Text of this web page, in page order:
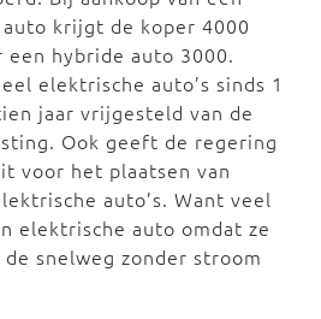
krijgt de koper 4000
een hybride auto 3000.
elektrische auto’s sinds 1
jaar vrijgesteld van de
Ook geeft de regering
voor het plaatsen van
auto’s. Want veel
elektrische auto omdat ze
snelweg zonder stroom